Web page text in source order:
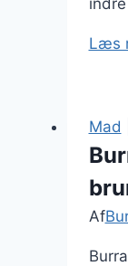
Læs
Mad
Af